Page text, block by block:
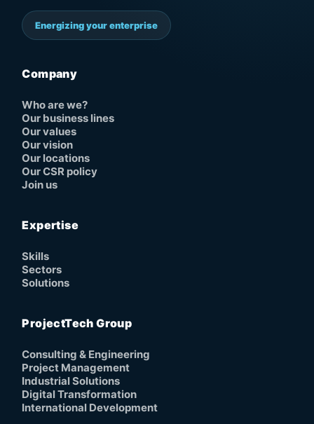
Energizing your enterprise
Company
Who are we?
Our business lines
Our values
Our vision
Our locations
Our CSR policy
Join us
Expertise
Skills
Sectors
Solutions
ProjectTech Group
Consulting & Engineering
Project Management
Industrial Solutions
Digital Transformation
International Development